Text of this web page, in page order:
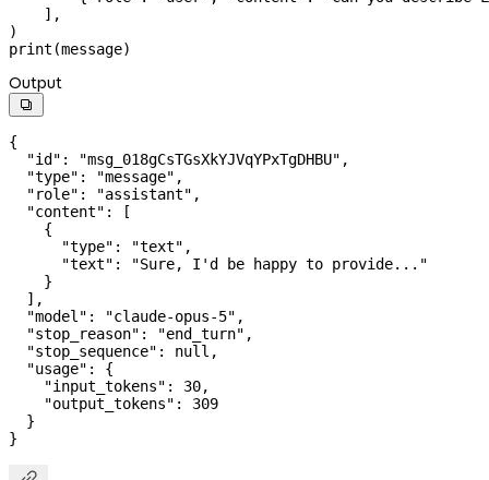
    ],
)
print (message)
Output

{
  "id"
: "msg_018gCsTGsXkYJVqYPxTgDHBU" ,
  "type"
: "message" ,
  "role"
: "assistant" ,
  "content"
: [
    {
      "type"
: "text" ,
      "text"
:
"Sure, I'd be happy to provide..."
    }
  ],
  "model"
: "claude-opus-5" ,
  "stop_reason"
: "end_turn" ,
  "stop_sequence"
: null ,
  "usage"
: {
    "input_tokens"
: 30,
    "output_tokens"
: 309
  }
}